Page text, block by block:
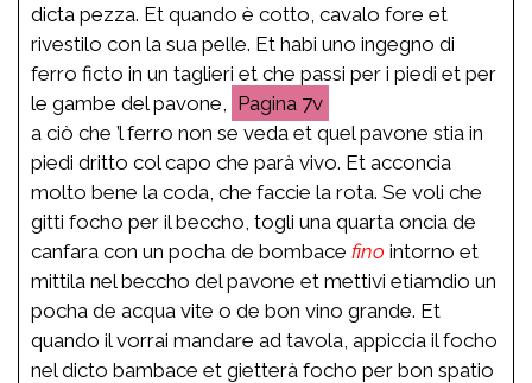
dicta pezza. Et quando è cotto, cavalo fore et
rivestilo con la sua pelle. Et habi uno ingegno di
ferro ficto in un taglieri et che passi per i piedi et per
le gambe del pavone,
7v
a ciò che ’l ferro non se veda et quel pavone stia in
piedi dritto col capo che parà vivo. Et acconcia
molto bene la coda, che faccie la rota. Se voli che
gitti focho per il beccho, togli una quarta oncia de
canfara con un pocha de bombace fino intorno et
mittila nel beccho del pavone et mettivi etiamdio un
pocha de acqua vite o de bon vino grande. Et
quando il vorrai mandare ad tavola, appiccia il focho
nel dicto bambace et gietterà focho per bon spatio